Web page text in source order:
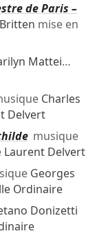
de Paris –
mise en
Mattei…
Charles
Delvert
musique
Laurent Delvert
Georges
Ordinaire
Donizetti